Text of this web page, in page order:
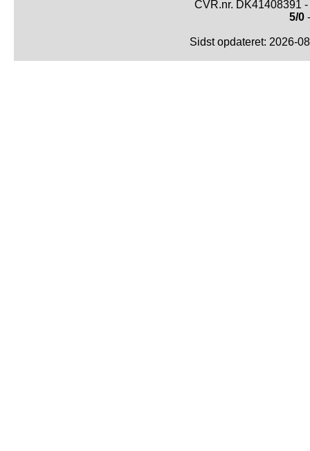
CVR.nr. DK41408391
5/0
Sidst opdateret: 2026-